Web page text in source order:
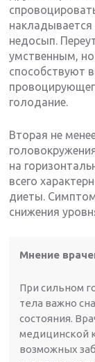
накладывается
недосып.
умственным,
способствуют
голодание.
Вторая не
на
всего
диеты. Симптом
снижения
Мнение
При сильном
тела важно
состояния.
медицинской
возможных